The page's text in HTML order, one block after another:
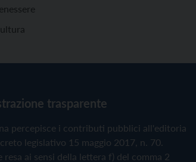
trasparente
percepisce i contributi pubblici all'editoria
legislativo 15 maggio 2017, n. 70.
resa ai sensi della lettera f) del comma 2